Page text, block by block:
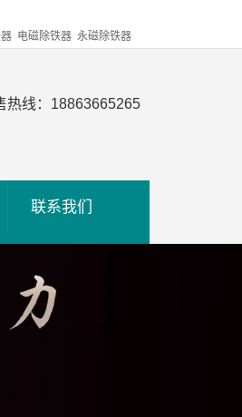
电磁除铁器 永磁除铁器
热线：18863665265
联系我们